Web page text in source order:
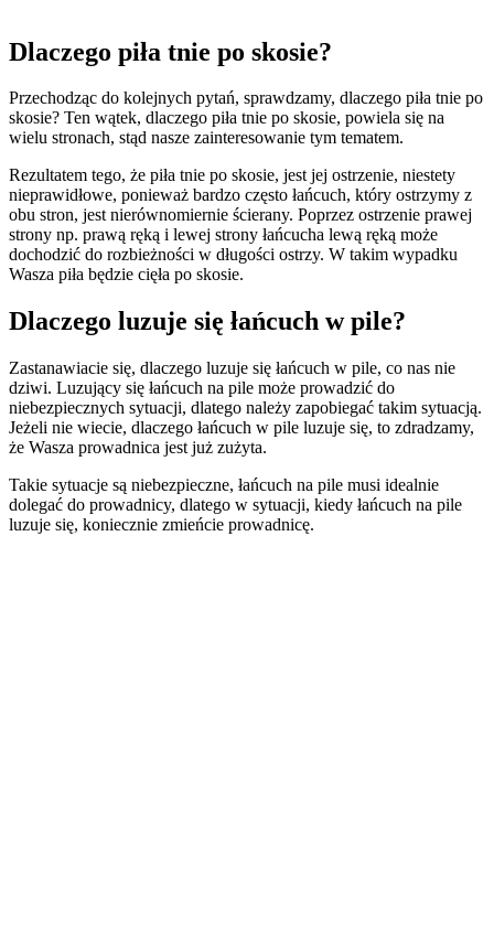
Dlaczego piła tnie po skosie?
Przechodząc do kolejnych pytań, sprawdzamy, dlaczego piła tnie po
skosie? Ten wątek, dlaczego piła tnie po skosie, powiela się na
wielu stronach, stąd nasze zainteresowanie tym tematem.
Rezultatem tego, że piła tnie po skosie, jest jej ostrzenie, niestety
nieprawidłowe, ponieważ bardzo często łańcuch, który ostrzymy z
obu stron, jest nierównomiernie ścierany. Poprzez ostrzenie prawej
strony np. prawą ręką i lewej strony łańcucha lewą ręką może
dochodzić do rozbieżności w długości ostrzy. W takim wypadku
Wasza piła będzie cięła po skosie.
Dlaczego luzuje się łańcuch w pile?
Zastanawiacie się, dlaczego luzuje się łańcuch w pile, co nas nie
dziwi. Luzujący się łańcuch na pile może prowadzić do
niebezpiecznych sytuacji, dlatego należy zapobiegać takim sytuacją.
Jeżeli nie wiecie, dlaczego łańcuch w pile luzuje się, to zdradzamy,
że Wasza prowadnica jest już zużyta.
Takie sytuacje są niebezpieczne, łańcuch na pile musi idealnie
dolegać do prowadnicy, dlatego w sytuacji, kiedy łańcuch na pile
luzuje się, koniecznie zmieńcie prowadnicę.